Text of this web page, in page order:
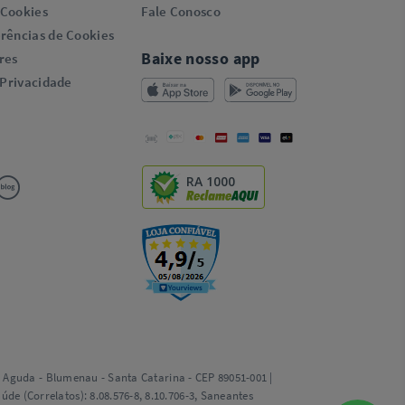
de Cookies
Fale Conosco
Baixe nosso app
RA 1000
- Blumenau - Santa Catarina - CEP 89051-001 |
(Correlatos): 8.08.576-8, 8.10.706-3, Saneantes